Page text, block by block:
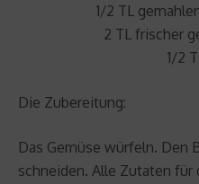
1/2 TL
2 TL frischer
1/2
Die Zubereitung:
Das Gemüse würfeln. Den
schneiden. Alle Zutaten für